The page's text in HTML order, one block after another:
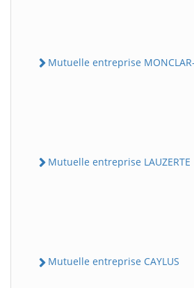
Mutuelle entreprise MONCLAR-
Mutuelle entreprise LAUZERTE
Mutuelle entreprise CAYLUS